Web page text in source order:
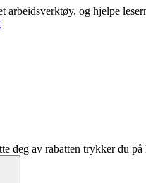
og hjelpe
deg av rabatten trykker du